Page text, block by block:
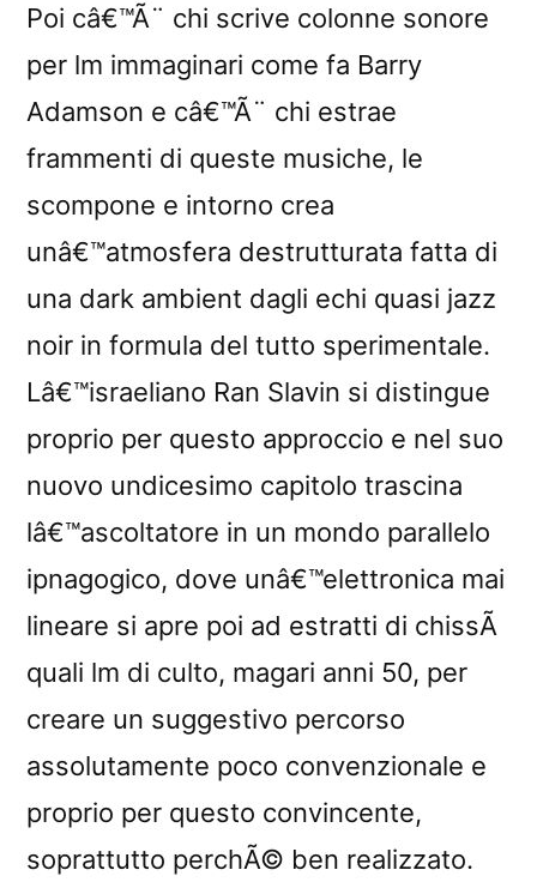
Poi câ€™Ã¨ chi scrive colonne sonore
per lm immaginari come fa Barry
Adamson e câ€™Ã¨ chi estrae
frammenti di queste musiche, le
scompone e intorno crea
unâ€™atmosfera destrutturata fatta di
una dark ambient dagli echi quasi jazz
noir in formula del tutto sperimentale.
Lâ€™israeliano Ran Slavin si distingue
proprio per questo approccio e nel suo
nuovo undicesimo capitolo trascina
lâ€™ascoltatore in un mondo parallelo
ipnagogico, dove unâ€™elettronica mai
lineare si apre poi ad estratti di chissÃ
quali lm di culto, magari anni 50, per
creare un suggestivo percorso
assolutamente poco convenzionale e
proprio per questo convincente,
soprattutto perchÃ© ben realizzato.